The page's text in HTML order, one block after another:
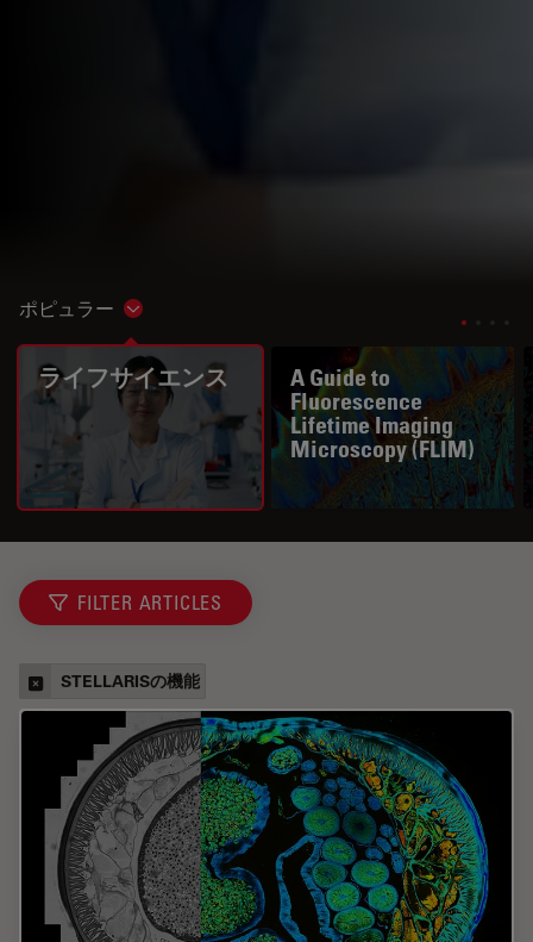
ポピュラー Show subnavigation
ライフサイエンス
A Guide to
Fluorescence
Lifetime Imaging
Microscopy (FLIM)
FILTER ARTICLES
STELLARISの機能